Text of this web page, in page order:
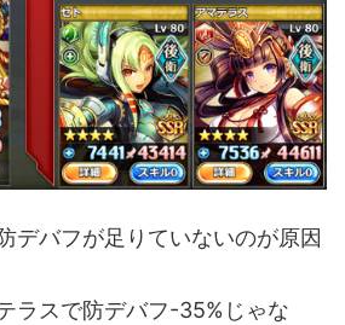
デバフが足りていないのが原因
ラスで防デバフ-35%じゃな